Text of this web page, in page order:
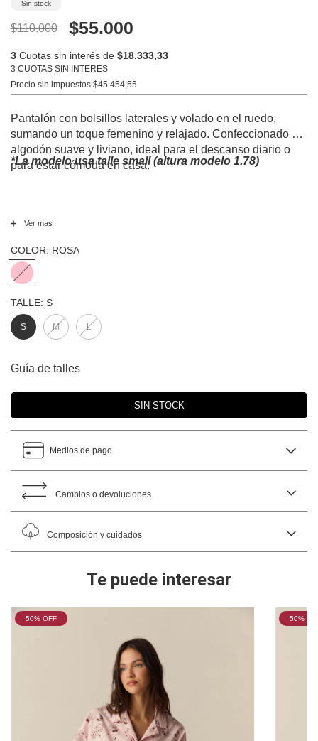
Sin stock
$110.000 $55.000
3 Cuotas sin interés de $18.333,33
3 CUOTAS SIN INTERES
Precio sin impuestos $45.454,55
Pantalón con bolsillos laterales y volado en el ruedo,
sumando un toque femenino y relajado. Confeccionado en
algodón suave y liviano, ideal para el descanso diario o
para estar cómoda en casa.
*La modelo usa talle small (altura modelo 1.78)
Ver mas
TALLE: S
S M L
COLOR: ROSA
Guía de talles
Medios de pago
Cambios o devoluciones
Composición y cuidados
Te puede interesar
50% OFF 50%